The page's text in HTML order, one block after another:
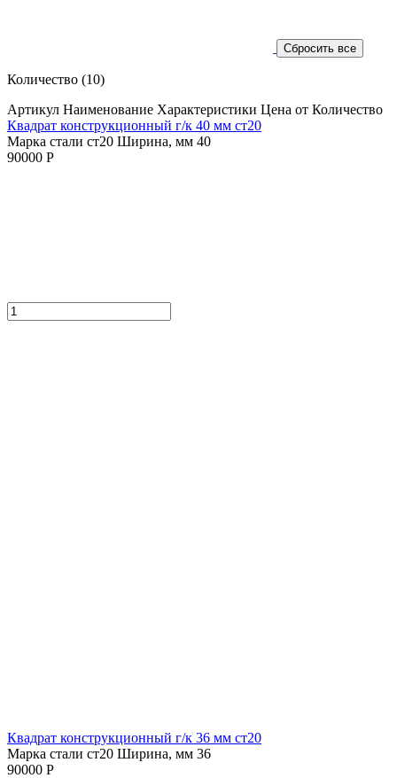
Количество (10)
Артикул Наименование Характеристики Цена от Количество
Квадрат конструкционный г/к 40 мм cт20
Марка стали ст20 Ширина, мм 40
90000 Р
Квадрат конструкционный г/к 36 мм cт20
Марка стали ст20 Ширина, мм 36
90000 Р